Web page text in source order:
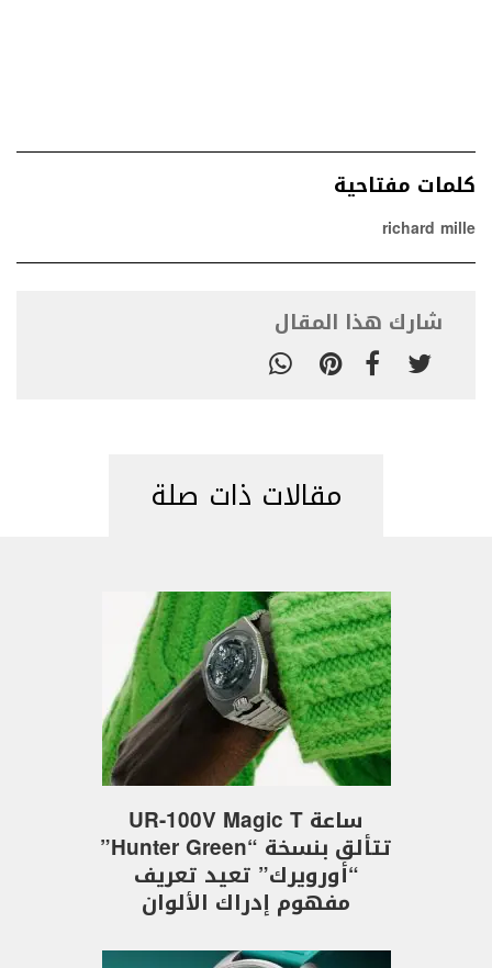
كلمات مفتاحية
richard mille
شارك هذا المقال
مقالات ذات صلة
ساعة UR-100V Magic T
تتألق بنسخة “Hunter Green”
“أورويرك” تعيد تعريف
مفهوم إدراك الألوان